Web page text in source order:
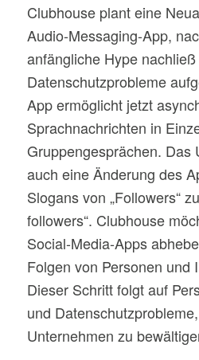
Clubhouse plant eine
Audio-Messaging-App,
anfängliche Hype
Datenschutzprobleme
App ermöglicht jetzt
Sprachnachrichten in
Gruppengesprächen. Das
auch eine Änderung des
Slogans von „Followers“
followers“. Clubhouse
Social-Media-Apps
Folgen von Personen und
Dieser Schritt folgt auf
und
Unternehmen zu